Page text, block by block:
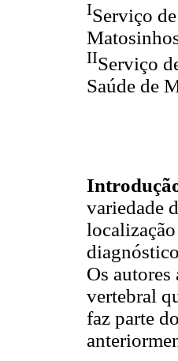
IServiço
IIServiço
Saúde de
variedade
Os
vertebral
faz parte